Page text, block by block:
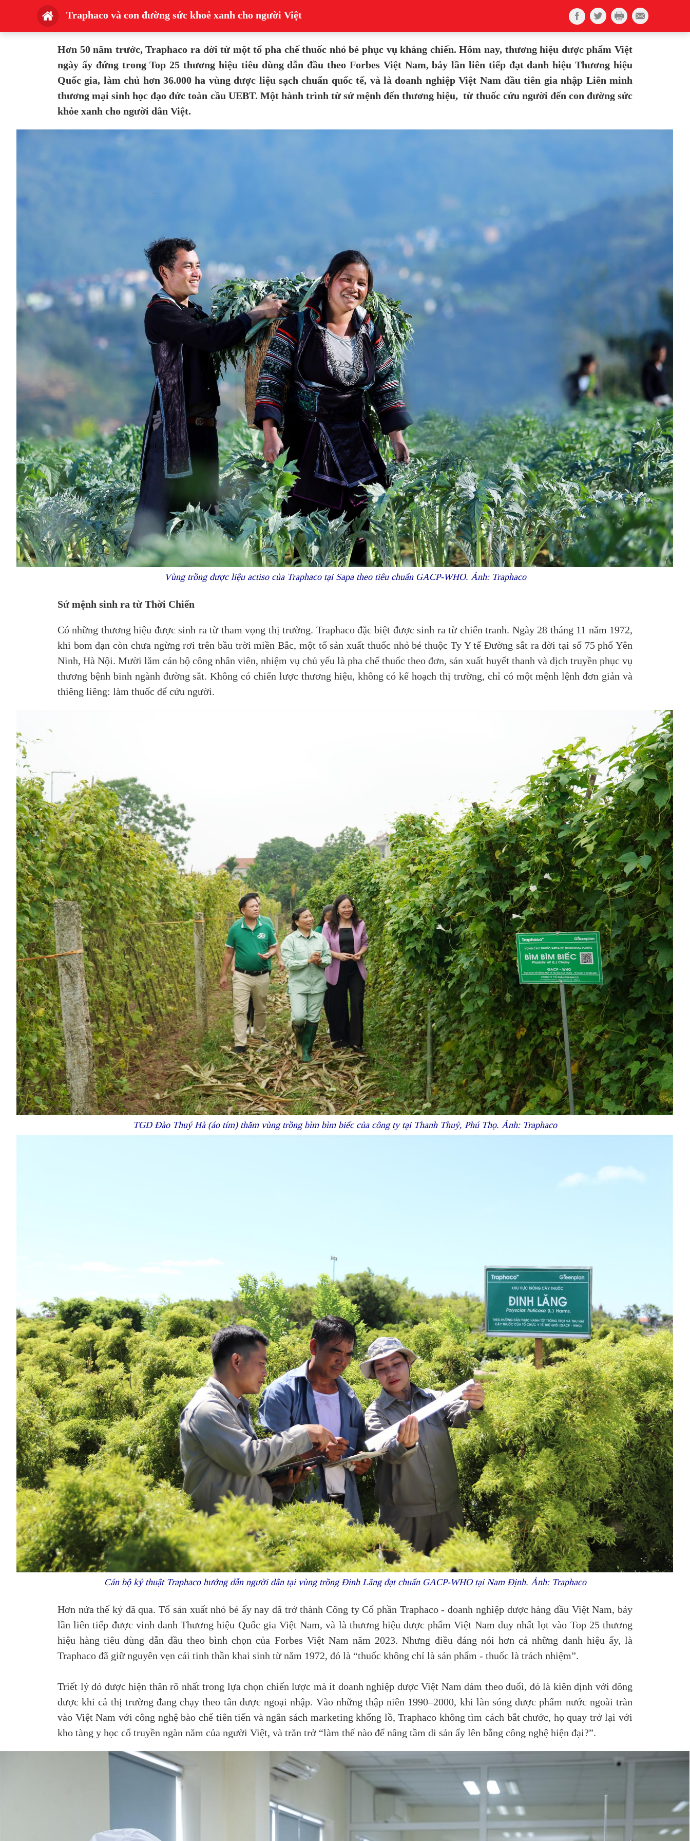
Traphaco và con đường sức khoẻ xanh cho người Việt
Hơn 50 năm trước, Traphaco ra đời từ một tổ pha chế thuốc nhỏ bé phục vụ kháng chiến. Hôm nay, thương hiệu dược phẩm Việt
ngày ấy đứng trong Top 25 thương hiệu tiêu dùng dẫn đầu theo Forbes Việt Nam, bảy lần liên tiếp đạt danh hiệu Thương hiệu
Quốc gia, làm chủ hơn 36.000 ha vùng dược liệu sạch chuẩn quốc tế, và là doanh nghiệp Việt Nam đầu tiên gia nhập Liên minh
thương mại sinh học đạo đức toàn cầu UEBT. Một hành trình từ sứ mệnh đến thương hiệu, từ thuốc cứu người đến con đường sức
khỏe xanh cho người dân Việt.
Vùng trồng dược liệu actiso của Traphaco tại Sapa theo tiêu chuẩn GACP-WHO. Ảnh: Traphaco
Sứ mệnh sinh ra từ Thời Chiến
Có những thương hiệu được sinh ra từ tham vọng thị trường. Traphaco đặc biệt được sinh ra từ chiến tranh. Ngày 28 tháng 11 năm 1972,
khi bom đạn còn chưa ngừng rơi trên bầu trời miền Bắc, một tổ sản xuất thuốc nhỏ bé thuộc Ty Y tế Đường sắt ra đời tại số 75 phố Yên
Ninh, Hà Nội. Mười lăm cán bộ công nhân viên, nhiệm vụ chủ yếu là pha chế thuốc theo đơn, sản xuất huyết thanh và dịch truyền phục vụ
thương bệnh binh ngành đường sắt. Không có chiến lược thương hiệu, không có kế hoạch thị trường, chỉ có một mệnh lệnh đơn giản và
thiêng liêng: làm thuốc để cứu người.
TGD Đào Thuý Hà (áo tím) thăm vùng trồng bìm bìm biếc của công ty tại Thanh Thuỷ, Phú Thọ. Ảnh: Traphaco
Cán bộ ký thuật Traphaco hướng dẫn người dân tại vùng trồng Đinh Lăng đạt chuẩn GACP-WHO tại Nam Định. Ảnh: Traphaco
Hơn nửa thế kỷ đã qua. Tổ sản xuất nhỏ bé ấy nay đã trở thành Công ty Cổ phần Traphaco - doanh nghiệp dược hàng đầu Việt Nam, bảy
lần liên tiếp được vinh danh Thương hiệu Quốc gia Việt Nam, và là thương hiệu dược phẩm Việt Nam duy nhất lọt vào Top 25 thương
hiệu hàng tiêu dùng dẫn đầu theo bình chọn của Forbes Việt Nam năm 2023. Nhưng điều đáng nói hơn cả những danh hiệu ấy, là
Traphaco đã giữ nguyên vẹn cái tinh thần khai sinh từ năm 1972, đó là “thuốc không chỉ là sản phẩm - thuốc là trách nhiệm”.
Triết lý đó được hiện thân rõ nhất trong lựa chọn chiến lược mà ít doanh nghiệp dược Việt Nam dám theo đuổi, đó là kiên định với đông
dược khi cả thị trường đang chạy theo tân dược ngoại nhập. Vào những thập niên 1990–2000, khi làn sóng dược phẩm nước ngoài tràn
vào Việt Nam với công nghệ bào chế tiên tiến và ngân sách marketing khổng lồ, Traphaco không tìm cách bắt chước, họ quay trở lại với
kho tàng y học cổ truyền ngàn năm của người Việt, và trăn trở “làm thế nào để nâng tầm di sản ấy lên bằng công nghệ hiện đại?”.